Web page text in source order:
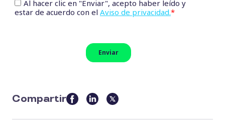
Compartir
this
article